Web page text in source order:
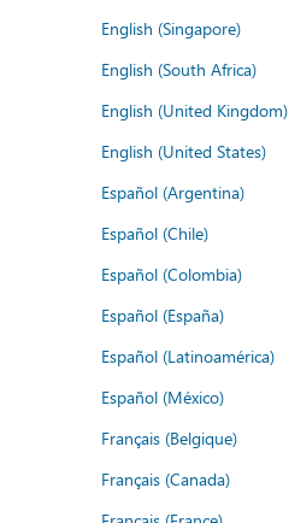
English (Singapore)
English (South Africa)
English (United Kingdom)
English (United States)
Español (Argentina)
Español (Chile)
Español (Colombia)
Español (España)
Español (Latinoamérica)
Español (México)
Français (Belgique)
Français (Canada)